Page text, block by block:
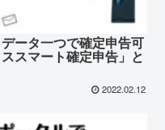
ータ一つで確定申告可
スマート確定申告」と
2022.02.12